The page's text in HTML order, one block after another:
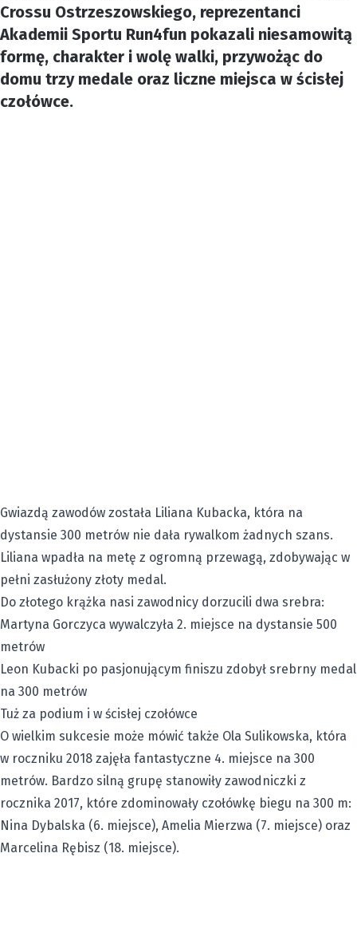
Crossu Ostrzeszowskiego, reprezentanci
Akademii Sportu Run4fun pokazali niesamowitą
formę, charakter i wolę walki, przywożąc do
domu trzy medale oraz liczne miejsca w ścisłej
czołówce.
Gwiazdą zawodów została Liliana Kubacka, która na
dystansie 300 metrów nie dała rywalkom żadnych szans.
Liliana wpadła na metę z ogromną przewagą, zdobywając w
pełni zasłużony złoty medal.
Do złotego krążka nasi zawodnicy dorzucili dwa srebra:
Martyna Gorczyca wywalczyła 2. miejsce na dystansie 500
metrów
Leon Kubacki po pasjonującym finiszu zdobył srebrny medal
na 300 metrów
Tuż za podium i w ścisłej czołówce
O wielkim sukcesie może mówić także Ola Sulikowska, która
w roczniku 2018 zajęła fantastyczne 4. miejsce na 300
metrów. Bardzo silną grupę stanowiły zawodniczki z
rocznika 2017, które zdominowały czołówkę biegu na 300 m:
Nina Dybalska (6. miejsce), Amelia Mierzwa (7. miejsce) oraz
Marcelina Rębisz (18. miejsce).